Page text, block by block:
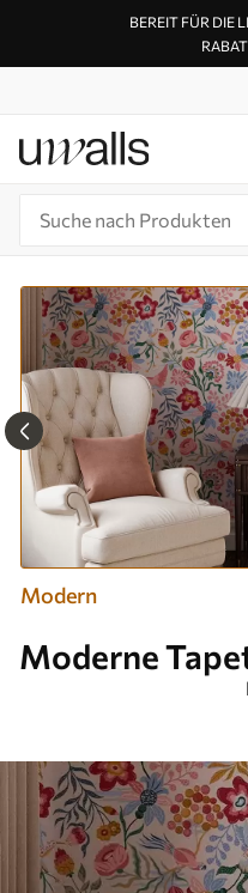
BEREIT FÜR DIE
Modern
Moderne
Am
Alle